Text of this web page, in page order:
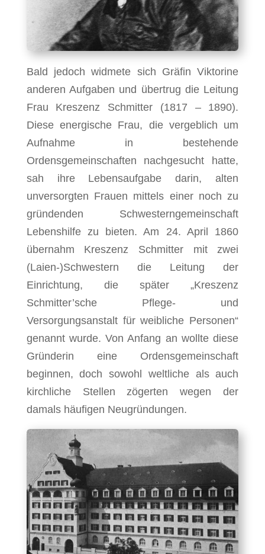
Bald jedoch widmete sich Gräfin Viktorine
anderen Aufgaben und übertrug die Leitung
Frau Kreszenz Schmitter (1817 – 1890).
Diese energische Frau, die vergeblich um
Aufnahme in bestehende
Ordensgemeinschaften nachgesucht hatte,
sah ihre Lebensaufgabe darin, alten
unversorgten Frauen mittels einer noch zu
gründenden Schwesterngemeinschaft
Lebenshilfe zu bieten. Am 24. April 1860
übernahm Kreszenz Schmitter mit zwei
(Laien-)Schwestern die Leitung der
Einrichtung, die später „Kreszenz
Schmitter’sche Pflege- und
Versorgungsanstalt für weibliche Personen“
genannt wurde. Von Anfang an wollte diese
Gründerin eine Ordensgemeinschaft
beginnen, doch sowohl weltliche als auch
kirchliche Stellen zögerten wegen der
damals häufigen Neugründungen.